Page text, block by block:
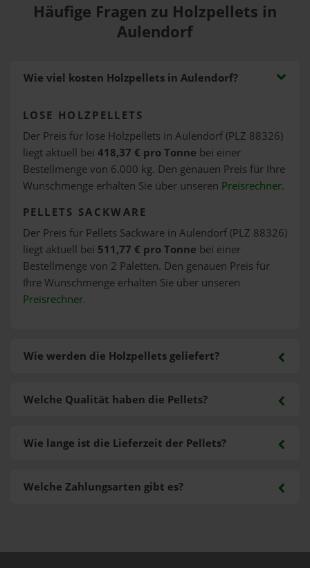
Häufige Fragen zu Holzpellets in
Aulendorf
Wie viel kosten Holzpellets in Aulendorf?
LOSE HOLZPELLETS
Der Preis für lose Holzpellets in Aulendorf (PLZ 88326)
liegt aktuell bei 418,37 € pro Tonne bei einer
Bestellmenge von 6.000 kg. Den genauen Preis für Ihre
Wunschmenge erhalten Sie über unseren Preisrechner.
PELLETS SACKWARE
Der Preis für Pellets Sackware in Aulendorf (PLZ 88326)
liegt aktuell bei 511,77 € pro Tonne bei einer
Bestellmenge von 2 Paletten. Den genauen Preis für
Ihre Wunschmenge erhalten Sie über unseren
Preisrechner.
Wie werden die Holzpellets geliefert?
Welche Zahlungsarten gibt es?
Welche Qualität haben die Pellets?
Wie lange ist die Lieferzeit der Pellets?